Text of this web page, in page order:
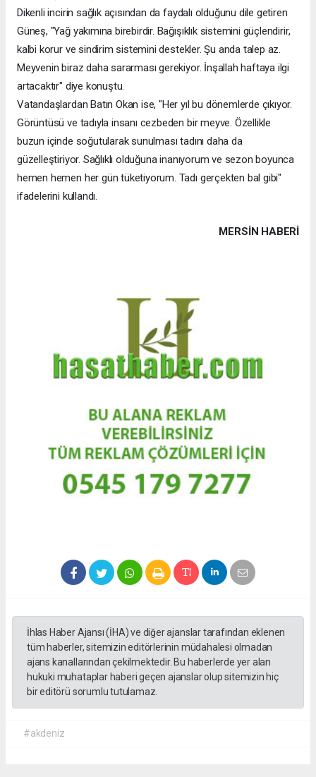
Dikenli incirin sağlık açısından da faydalı olduğunu dile getiren
Güneş, "Yağ yakımına birebirdir. Bağışıklık sistemini güçlendirir,
kalbi korur ve sindirim sistemini destekler. Şu anda talep az.
Meyvenin biraz daha sararması gerekiyor. İnşallah haftaya ilgi
artacaktır" diye konuştu.
Vatandaşlardan Batın Okan ise, "Her yıl bu dönemlerde çıkıyor.
Görüntüsü ve tadıyla insanı cezbeden bir meyve. Özellikle
buzun içinde soğutularak sunulması tadını daha da
güzelleştiriyor. Sağlıklı olduğuna inanıyorum ve sezon boyunca
hemen hemen her gün tüketiyorum. Tadı gerçekten bal gibi"
ifadelerini kullandı.
MERSIN HABERİ
İhlas Haber Ajansı (İHA) ve diğer ajanslar tarafından eklenen
tüm haberler, sitemizin editörlerinin müdahalesi olmadan
ajans kanallarından çekilmektedir. Bu haberlerde yer alan
hukuki muhataplar haberi geçen ajanslar olup sitemizin hiç
bir editörü sorumlu tutulamaz.
#akdeniz